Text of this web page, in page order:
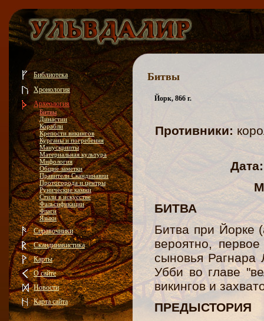
Библиотека
Хронология
Археология
Битвы
Династии
Корабли
Крепости викингов
Курганы и погребения
Манускрипты
Материальная культура
Мифология
Общие заметки
Правители Скандинавии
Протогорода и центры
Рунические камни
Стили в искусстве
Фальсификации
Флаги
Языки
Справочники
Скандинавистика
Карты
О сайте
Новости
Карта сайта
Битвы
Йорк, 866 г.
Противники:
Дата:
БИТВА
Битва при Йорке
вероятно,
сыновья Рагнара
Убби во главе
викингов и
ПРЕДЫСТОРИЯ